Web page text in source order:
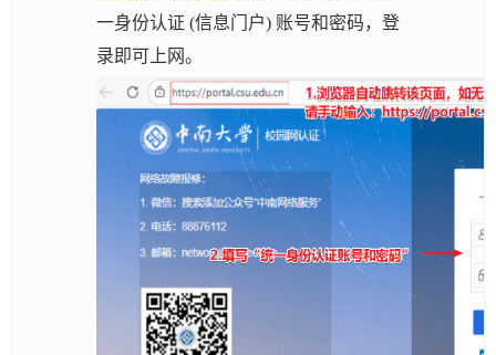
一身份认证 (信息门户) 账号和密码，登
录即可上网。